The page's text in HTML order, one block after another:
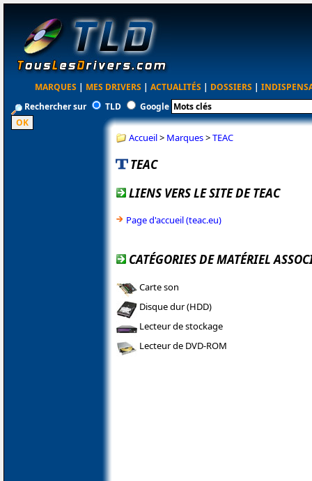
MARQUES | MES DRIVERS | ACTUALITÉS | DOSSIERS |
Rechercher sur
TLD Google
Accueil> Marques>TEAC
TEAC
LIENS VERS LE SITE DE TEAC
Page d'accueil (teac.eu)
CATÉGORIES DE MATÉRIEL
Carte son
Disque dur (HDD)
Lecteur de stockage
Lecteur de DVD-ROM